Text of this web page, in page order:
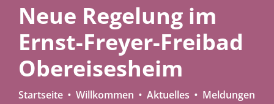
Neue Regelung im
Ernst-Freyer-Freibad
Obereisesheim
Startseite Willkommen Aktuelles
Meldungen